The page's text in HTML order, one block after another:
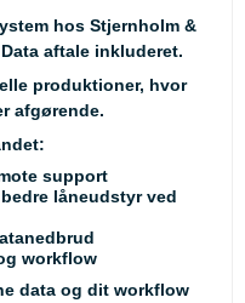
hos Stjernholm &
aftale inkluderet.
produktioner, hvor
afgørende.
support
låneudstyr ved
workflow
data og dit workflow